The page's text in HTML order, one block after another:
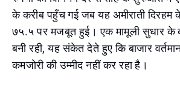
के करीब पहुँच गई जब यह अमीराती
७५.५ पर मजबूत हुई। एक मामूली सुधार के
बनी रही, यह संकेत देते हुए कि बाजार
कमजोरी की उम्मीद नहीं कर रहा है।